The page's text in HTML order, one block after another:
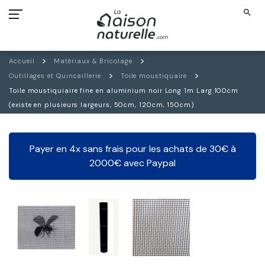
search
Accueil
Matériaux & Bricolage
Outillages et Quincaillerie
Toile moustiquaire
Toile moustiquiaire fine en aluminium noir Long 1m Larg.100cm
(existe en plusieurs largeurs, 50cm, 120cm, 150cm)
Payer en 4x sans frais pour les achats de 30€ à
2000€ avec Paypal